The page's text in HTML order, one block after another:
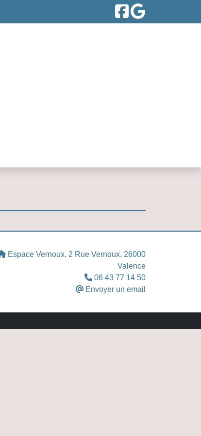
Espace Vernoux, 2 Rue Vernoux, 26000
Valence
06 43 77 14 50
Envoyer un email